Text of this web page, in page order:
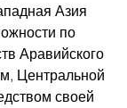
Азия
по
Аравийского
Центральной
своей